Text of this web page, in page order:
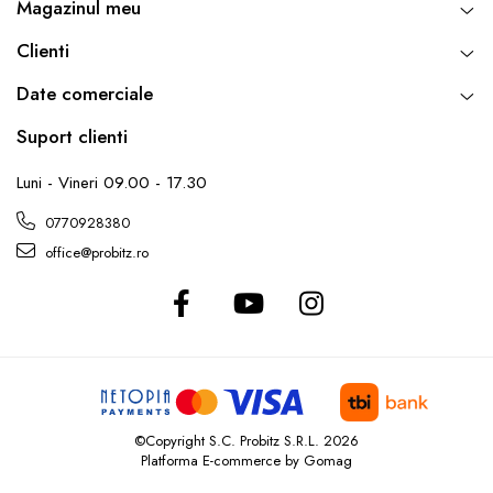
Routere Wireless
Routere
Media convertoare
NAS
Cabluri retea
Ceasuri inteligente
Telefoane si tablete
Dimensiuni: 313.7 x 226 x 18.66 mm
Greutate: 1.4 kg
Magazinul meu
Clienti
Date comerciale
Suport clienti
Luni - Vineri 09.00 - 17.30
0770928380
office@probitz.ro
©Copyright S.C. Probitz S.R.L. 2026
Platforma E-commerce by Gomag